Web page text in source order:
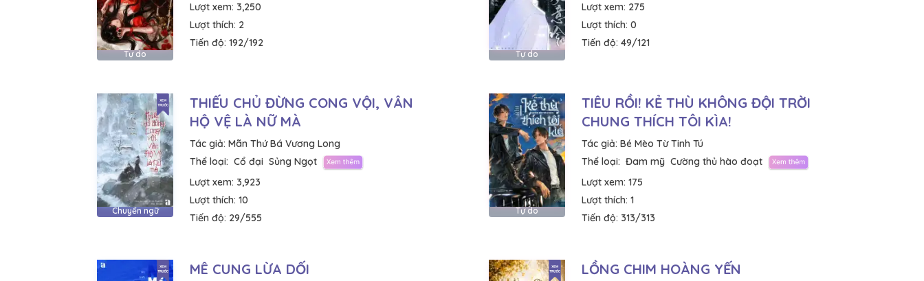
Tự do
Lượt xem: 3,250
Lượt thích: 2
Tiến độ: 192/192
Tự do
Lượt xem: 275
Lượt thích: 0
Tiến độ: 49/121
Chuyển ngữ
THIẾU CHỦ ĐỪNG CONG VỘI, VÂN
HỘ VỆ LÀ NỮ MÀ
Tác giả: Mãn Thứ Bá Vương Long
Thể loại: Cổ đại Sủng Ngọt
Lượt xem: 3,923
Lượt thích: 10
Tiến độ: 29/555
Tự do
TIÊU RỒI! KẺ THÙ KHÔNG ĐỘI TRỜI
CHUNG THÍCH TÔI KÌA!
Tác giả: Bé Mèo Từ Tinh Tú
Thể loại: Đam mỹ Cường thủ hào đoạt
Lượt xem: 175
Lượt thích: 1
Tiến độ: 313/313
MÊ CUNG LỪA DỐI LỒNG CHIM HOÀNG YẾN